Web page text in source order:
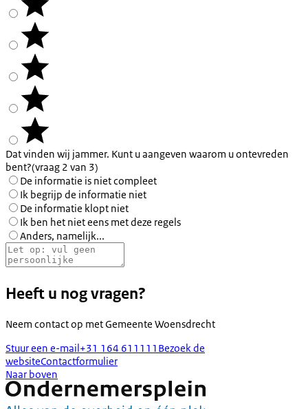
Dat vinden wij jammer. Kunt u aangeven waarom u ontevreden
bent?(vraag 2 van 3)
De informatie is niet compleet
Ik begrijp de informatie niet
De informatie klopt niet
Ik ben het niet eens met deze regels
Anders, namelijk...
Heeft u nog vragen?
Neem contact op metGemeente Woensdrecht
Stuur een e-mail+31 164 611111 Bezoek de
websiteContactformulier
Naar boven